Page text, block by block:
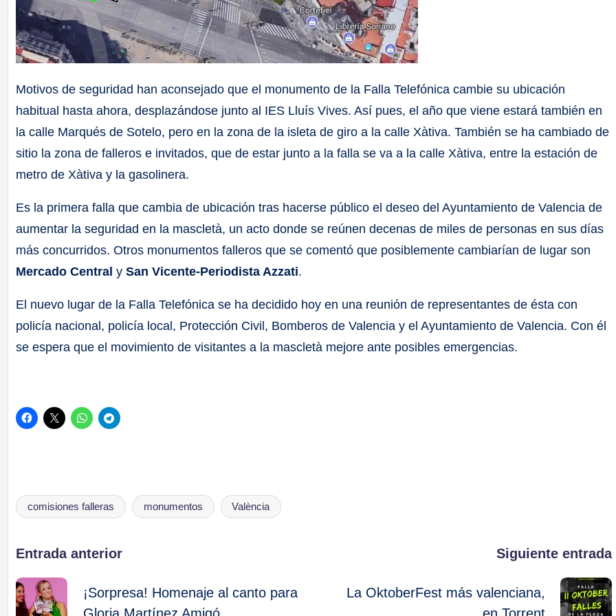
Motivos de seguridad han aconsejado que el monumento de la Falla Telefónica cambie su ubicación
habitual hasta ahora, desplazándose junto al IES Lluís Vives. Así pues, el año que viene estará también en
la calle Marqués de Sotelo, pero en la zona de la isleta de giro a la calle Xàtiva. También se ha cambiado de
sitio la zona de falleros e invitados, que de estar junto a la falla se va a la calle Xàtiva, entre la estación de
metro de Xàtiva y la gasolinera.
Es la primera falla que cambia de ubicación tras hacerse público el deseo del Ayuntamiento de Valencia de
aumentar la seguridad en la mascletà, un acto donde se reúnen decenas de miles de personas en sus días
más concurridos. Otros monumentos falleros que se comentó que posiblemente cambiarían de lugar son
Mercado Central ySan Vicente-Periodista Azzati.
El nuevo lugar de la Falla Telefónica se ha decidido hoy en una reunión de representantes de ésta con
policía nacional, policía local, Protección Civil, Bomberos de Valencia y el Ayuntamiento de Valencia. Con él
se espera que el movimiento de visitantes a la mascletà mejore ante posibles emergencias.
Etiquetas:
comisiones falleras monumentos València
Navegación
de
Entrada anterior
¡Sorpresa! Homenaje al canto para
Siguiente entrada
La OktoberFest más valenciana,